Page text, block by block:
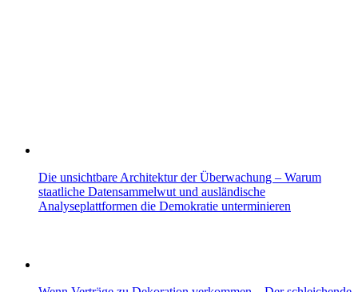
Die unsichtbare Architektur der Überwachung – Warum
staatliche Datensammelwut und ausländische
Analyseplattformen die Demokratie unterminieren